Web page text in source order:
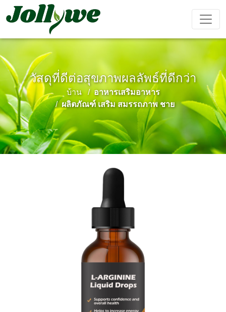
ยา แก้ ท้อง
ผูก
อาหาร
เสริม ลด
น้ำหนัก
อาหาร
เสริม ความ
งาม
อาหาร
เสริม
ภูมิคุ้มกัน
ผลิตภัณฑ์
เสริม
สมรรถภาพ
ชาย
เครื่อง ช่วย
นอน หลับ
เสริม
ยา เม็ด แคปซูล ผง ชง เครื่อง ดื่ม
เครื่อง ดื่ม ถุง ชา เยล ลี่
วัสดุที่ดีต่อสุขภาพผลลัพธ์ที่ดีกว่า
บ้าน
อาหารเสริมอาหาร
ผลิตภัณฑ์ เสริม สมรรถภาพ ชาย